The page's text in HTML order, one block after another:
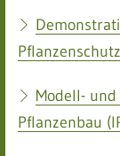
Modell-
Pflanzenbau